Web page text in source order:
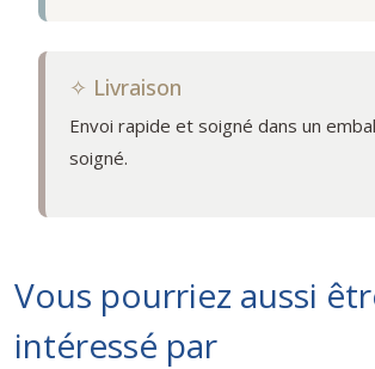
✧ Livraison
Envoi rapide et soigné dans un
soigné.
Vous pourriez aussi
intéressé par